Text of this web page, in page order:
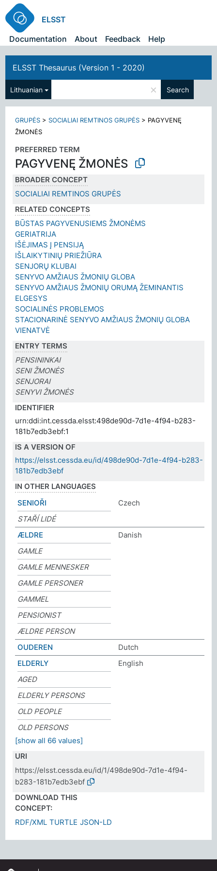
ELSST
Documentation
About Feedback Help
ELSST Thesaurus (Version 1 - 2020)
Lithuanian × Search
GRUPĖS > SOCIALIAI REMTINOS GRUPĖS > PAGYVENĘ
ŽMONĖS
PREFERRED TERM
PAGYVENĘ ŽMONĖS
BROADER CONCEPT
SOCIALIAI REMTINOS GRUPĖS
RELATED CONCEPTS
BŪSTAS PAGYVENUSIEMS ŽMONĖMS
GERIATRIJA
IŠĖJIMAS Į PENSIJĄ
IŠLAIKYTINIŲ PRIEŽIŪRA
SENJORŲ KLUBAI
SENYVO AMŽIAUS ŽMONIŲ GLOBA
SENYVO AMŽIAUS ŽMONIŲ ORUMĄ ŽEMINANTIS
ELGESYS
SOCIALINĖS PROBLEMOS
STACIONARINĖ SENYVO AMŽIAUS ŽMONIŲ GLOBA
VIENATVĖ
ENTRY TERMS
PENSININKAI
SENI ŽMONĖS
SENJORAI
SENYVI ŽMONĖS
IDENTIFIER
urn:ddi:int.cessda.elsst:498de90d-7d1e-4f94-b283-
181b7edb3ebf:1
IS A VERSION OF
https://elsst.cessda.eu/id/498de90d-7d1e-4f94-b283-
181b7edb3ebf
IN OTHER LANGUAGES
SENIOŘI
Czech
STAŘÍ LIDÉ
ÆLDRE
Danish
GAMLE
GAMLE MENNESKER
GAMLE PERSONER
GAMMEL
PENSIONIST
ÆLDRE PERSON
OUDEREN
Dutch
ELDERLY
English
AGED
ELDERLY PERSONS
OLD PEOPLE
OLD PERSONS
[show all 66 values]
URI
https://elsst.cessda.eu/id/1/498de90d-7d1e-4f94-
b283-181b7edb3ebf
DOWNLOAD THIS
CONCEPT:
RDF/XML TURTLE JSON-LD